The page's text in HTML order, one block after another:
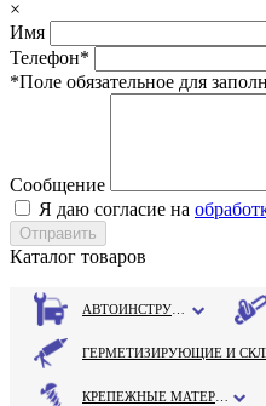
×
Имя
Телефон*
*Поле обязательное для
Сообщение
Я даю согласие на
Каталог товаров